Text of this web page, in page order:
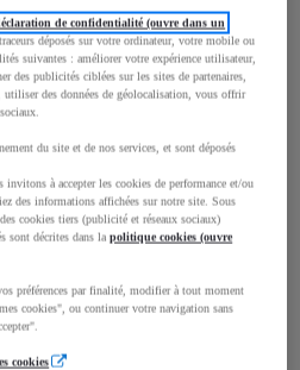
4,9L/100 km
110g/km
de confidentialité (ouvre dans un
déposés sur votre ordinateur, votre mobile ou
suivantes : améliorer votre expérience utilisateur,
des publicités ciblées sur les sites de partenaires,
utiliser des données de géolocalisation, vous offrir
du site et de nos services, et sont déposés
à accepter les cookies de performance et/ou
des informations affichées sur notre site. Sous
cookies tiers (publicité et réseaux sociaux)
sont décrites dans lapolitique cookies (ouvre
préférences par finalité, modifier à tout moment
cookies", ou continuer votre navigation sans
cookies